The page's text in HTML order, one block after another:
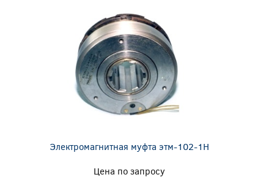
Электромагнитная муфта этм-102-1Н
Цена по запросу